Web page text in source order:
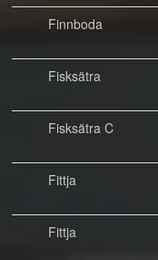
Finnboda
Fisksätra
Fisksätra C
Fittja
Fittja